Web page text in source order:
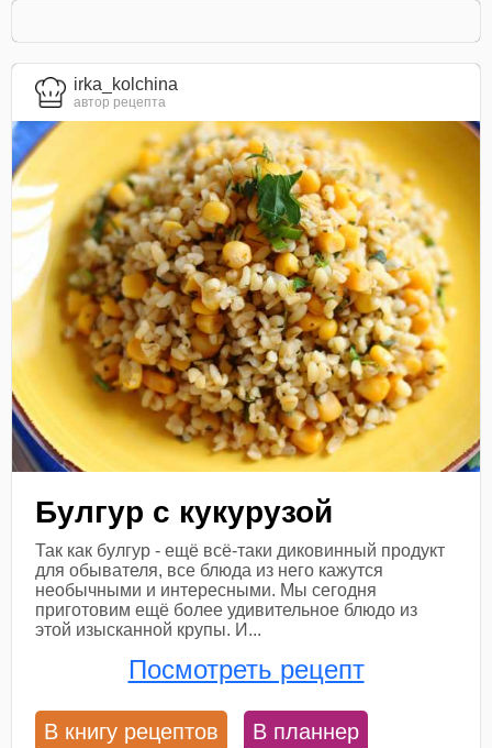
irka_kolchina
автор рецепта
Булгур с кукурузой
Так как булгур - ещё всё-таки диковинный продукт
для обывателя, все блюда из него кажутся
необычными и интересными. Мы сегодня
приготовим ещё более удивительное блюдо из
этой изысканной крупы. И...
Посмотреть рецепт
В книгу рецептов В планнер